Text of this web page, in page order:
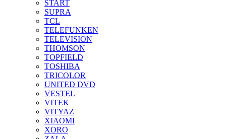
START
SUPRA
TCL
TELEFUNKEN
TELEVISION
THOMSON
TOPFIELD
TOSHIBA
TRICOLOR
UNITED DVD
VESTEL
VITEK
VITYAZ
XIAOMI
XORO